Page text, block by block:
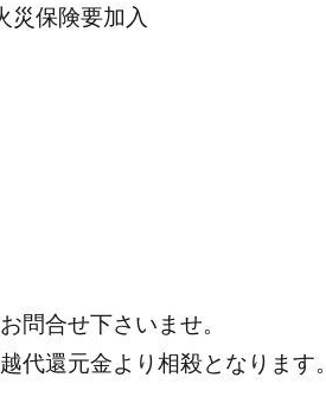
保険要加入
問合せ下さいませ。
還元金より相殺となります。